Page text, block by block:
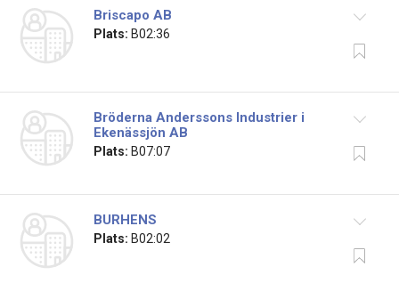
Briscapo AB
Plats: B02:36
Bröderna Anderssons Industrier i
Ekenässjön AB
Plats: B07:07
BURHENS
Plats: B02:02